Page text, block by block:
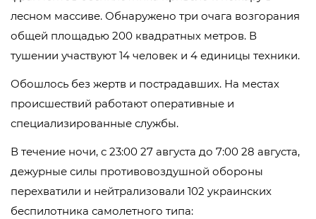
лесном массиве. Обнаружено три очага возгорания
общей площадью 200 квадратных метров. В
тушении участвуют 14 человек и 4 единицы техники.
Обошлось без жертв и пострадавших. На местах
происшествий работают оперативные и
специализированные службы.
В течение ночи, с 23:00 27 августа до 7:00 28 августа,
дежурные силы противовоздушной обороны
перехватили и нейтрализовали 102 украинских
беспилотника самолетного типа: